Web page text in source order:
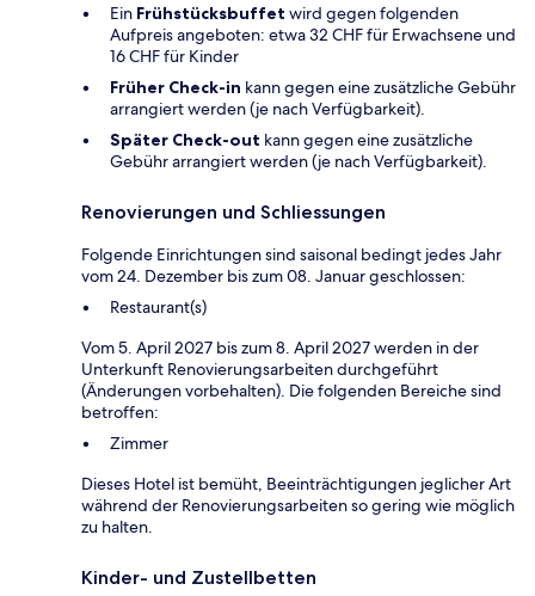
Ein Frühstücksbuffet wird gegen folgenden
Aufpreis angeboten: etwa 32 CHF für Erwachsene und
16 CHF für Kinder
Früher Check-in kann gegen eine zusätzliche Gebühr
arrangiert werden (je nach Verfügbarkeit).
Später Check-out kann gegen eine zusätzliche
Gebühr arrangiert werden (je nach Verfügbarkeit).
Renovierungen und Schliessungen
Folgende Einrichtungen sind saisonal bedingt jedes Jahr
vom 24. Dezember bis zum 08. Januar geschlossen:
Restaurant(s)
Vom 5. April 2027 bis zum 8. April 2027 werden in der
Unterkunft Renovierungsarbeiten durchgeführt
(Änderungen vorbehalten). Die folgenden Bereiche sind
betroffen:
Zimmer
Dieses Hotel ist bemüht, Beeinträchtigungen jeglicher Art
während der Renovierungsarbeiten so gering wie möglich
zu halten.
Kinder- und Zustellbetten